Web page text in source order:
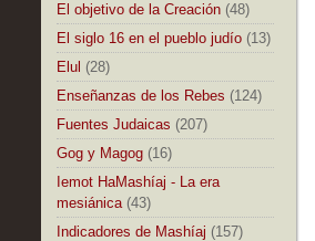
El objetivo de la Creación (48)
El siglo 16 en el pueblo judío (13)
Elul (28)
Enseñanzas de los Rebes (124)
Fuentes Judaicas (207)
Gog y Magog (16)
Iemot HaMashíaj - La era
mesiánica (43)
Indicadores de Mashíaj (157)